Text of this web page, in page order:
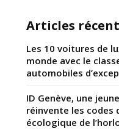
Articles
Les 10 voitures de
monde avec le
automobiles
ID Genève, une
réinvente les codes
écologique de